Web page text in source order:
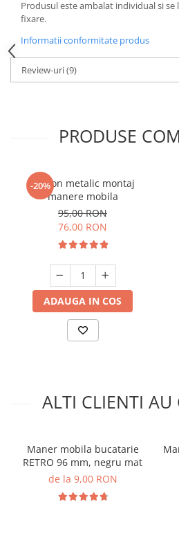
Produsul este ambalat individual si se
fixare.
Informatii conformitate produs
Review-uri(9)
PRODUSE
-20%
Sablon metalic montaj
manere mobila
95,00 RON
76,00 RON
ADAUGA IN COS
ALTI CLIENTI AU
Maner mobila bucatarie
RETRO 96 mm, negru mat
de la 9,00 RON